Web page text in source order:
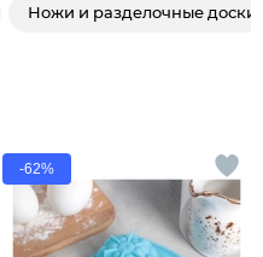
Ножи и разделочные доски
-62%